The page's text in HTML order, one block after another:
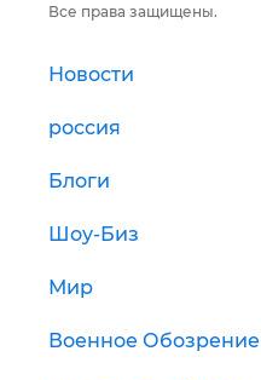
Все права защищены.
Новости
россия
Блоги
Шоу-Биз
Мир
Военное Обозрение